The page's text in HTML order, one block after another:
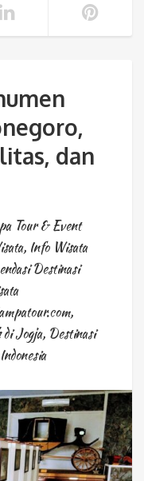
dan
Tour & Event
, Info Wisata
Destinasi
,
Jogja, Destinasi